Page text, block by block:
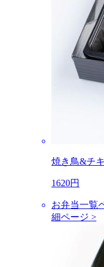
焼き鳥&チ
1620円
お弁当一覧
細ページ >